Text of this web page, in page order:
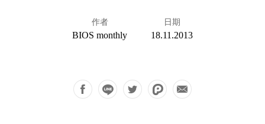
作者
BIOS monthly
日期
18.11.2013